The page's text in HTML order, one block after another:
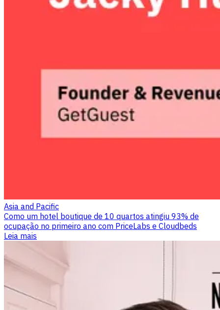
Asia and Pacific
Como um hotel boutique de 10 quartos atingiu 93% de
ocupação no primeiro ano com PriceLabs e Cloudbeds
Leia mais